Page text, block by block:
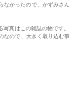
なかったので、かずみさん
写真はこの雑誌の物です。
なので、大きく取り込む事